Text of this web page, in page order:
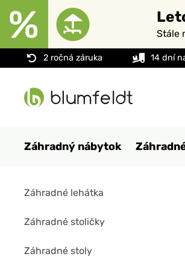
Stále
2 ročná záruka 14 dní
Záhradný nábytok
Záhradné lehátka
Záhradné stoličky
Záhradné stoly